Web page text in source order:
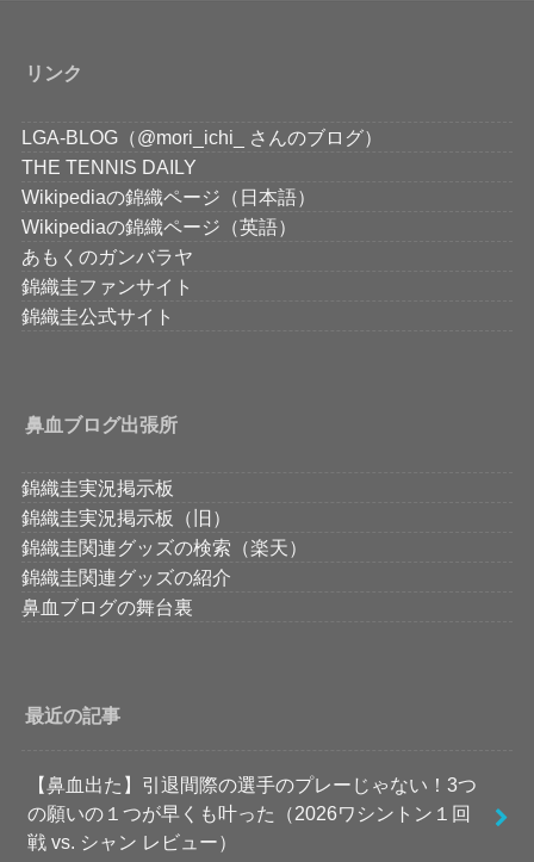
リンク
LGA-BLOG（@mori_ichi_ さんのブログ）
THE TENNIS DAILY
Wikipediaの錦織ページ（日本語）
Wikipediaの錦織ページ（英語）
あもくのガンバラヤ
錦織圭ファンサイト
錦織圭公式サイト
鼻血ブログ出張所
錦織圭実況掲示板
錦織圭実況掲示板（旧）
錦織圭関連グッズの検索（楽天）
錦織圭関連グッズの紹介
鼻血ブログの舞台裏
最近の記事
【鼻血出た】引退間際の選手のプレーじゃない！3つ
の願いの１つが早くも叶った（2026ワシントン１回
戦 vs. シャン レビュー）